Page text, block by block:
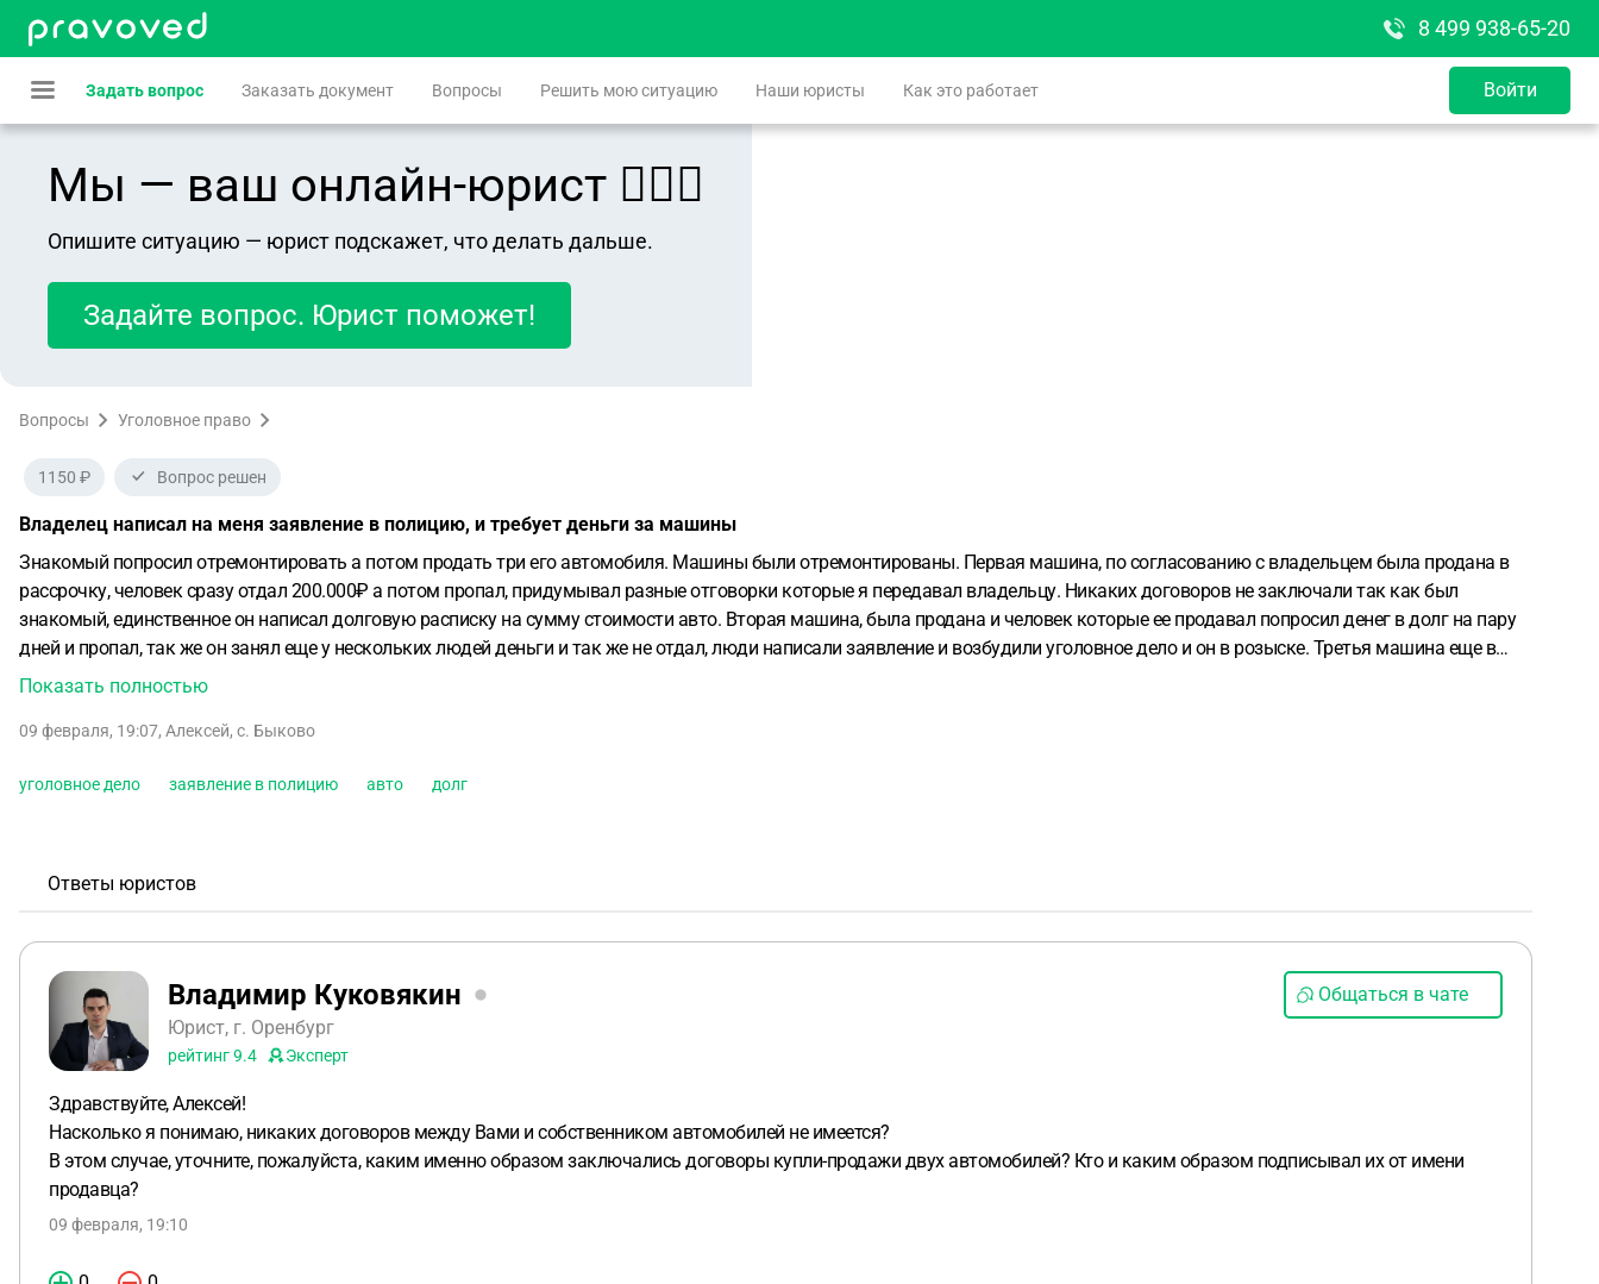
8 499 938-65-20
Задать вопрос Заказать документ Вопросы Решить мою ситуацию Наши юристы Как это работает Войти
Мы — ваш онлайн-юрист 👨🏻‍⚖️
Опишите ситуацию — юрист подскажет, что делать дальше.
Задайте вопрос. Юрист поможет!
Вопросы Уголовное право
1150 ₽ Вопрос решен
Владелец написал на меня заявление в полицию, и требует деньги за машины
Знакомый попросил отремонтировать а потом продать три его автомобиля. Машины были отремонтированы. Первая машина, по согласованию с владельцем была продана в
рассрочку, человек сразу отдал 200.000₽ а потом пропал, придумывал разные отговорки которые я передавал владельцу. Никаких договоров не заключали так как был
знакомый, единственное он написал долговую расписку на сумму стоимости авто. Вторая машина, была продана и человек которые ее продавал попросил денег в долг на пару
дней и пропал, так же он занял еще у нескольких людей деньги и так же не отдал, люди написали заявление и возбудили уголовное дело и он в розыске. Третья машина еще в
продаже, но владелец не хочет ее забирать требуя деньги за все три машины. Так владелец отказывается оплачивать работу по ремонту автомобилей. Владелец написал на
Показать полностью
09 февраля, 19:07, Алексей, с. Быково
уголовное дело заявление в полицию авто долг
Ответы юристов
Владимир Куковякин
Юрист, г. Оренбург
рейтинг9.4 Эксперт
Общаться в чате
Здравствуйте, Алексей!
Насколько я понимаю, никаких договоров между Вами и собственником автомобилей не имеется?
В этом случае, уточните, пожалуйста, каким именно образом заключались договоры купли-продажи двух автомобилей? Кто и каким образом подписывал их от имени
продавца?
09 февраля, 19:10